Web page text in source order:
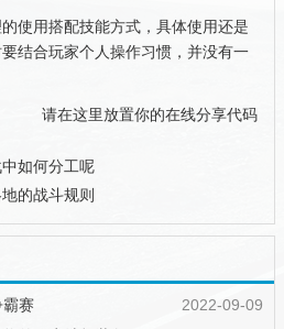
用搭配技能方式，具体使用还是
结合玩家个人操作习惯，并没有一
请在这里放置你的在线分享代码
如何分工呢
的战斗规则
2022-09-09
霸赛